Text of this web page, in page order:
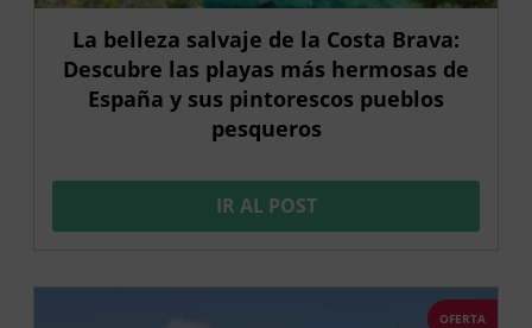
La belleza salvaje de la Costa Brava:
Descubre las playas más hermosas de
España y sus pintorescos pueblos
pesqueros
IR AL POST
OFERTA